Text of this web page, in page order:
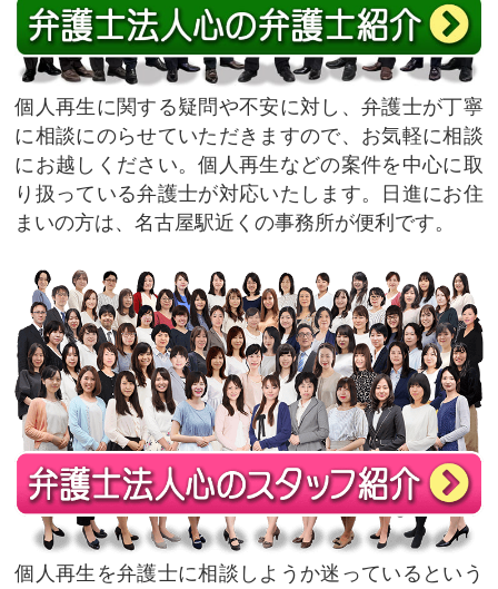
個人再生に関する疑問や不安に対し、弁護士が丁寧
に相談にのらせていただきますので、お気軽に相談
にお越しください。個人再生などの案件を中心に取
り扱っている弁護士が対応いたします。日進にお住
まいの方は、名古屋駅近くの事務所が便利です。
個人再生を弁護士に相談しようか迷っているという